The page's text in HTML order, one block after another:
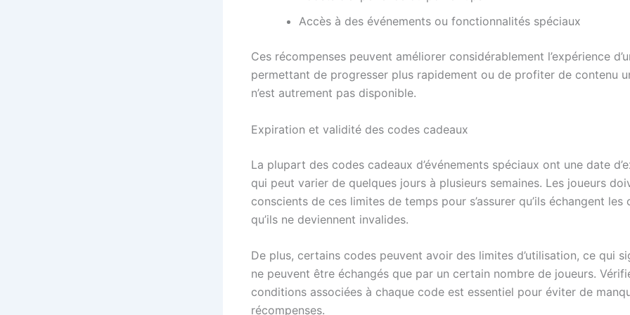
Accès à des événements ou fonctionnalités spéciaux
Ces récompenses peuvent améliorer considérablement l’expérience
permettant de progresser plus rapidement ou de profiter de contenu
n’est autrement pas disponible.
Expiration et validité des codes cadeaux
La plupart des codes cadeaux d’événements spéciaux ont une date
qui peut varier de quelques jours à plusieurs semaines. Les joueurs
conscients de ces limites de temps pour s’assurer qu’ils échangent les
qu’ils ne deviennent invalides.
De plus, certains codes peuvent avoir des limites d’utilisation, ce qui
ne peuvent être échangés que par un certain nombre de joueurs.
conditions associées à chaque code est essentiel pour éviter de
récompenses.